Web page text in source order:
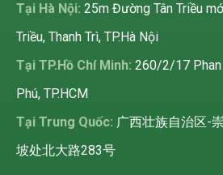
Tại Hà Nội: 25m Đường Tân Triều
Triều, Thanh Trì, TP.Hà Nội
Tại TP.Hồ Chí Minh: 260/2/17 Phan
Phú, TP.HCM
Tại Trung Quốc: 广西壮族自治区-
坡处北大路283号